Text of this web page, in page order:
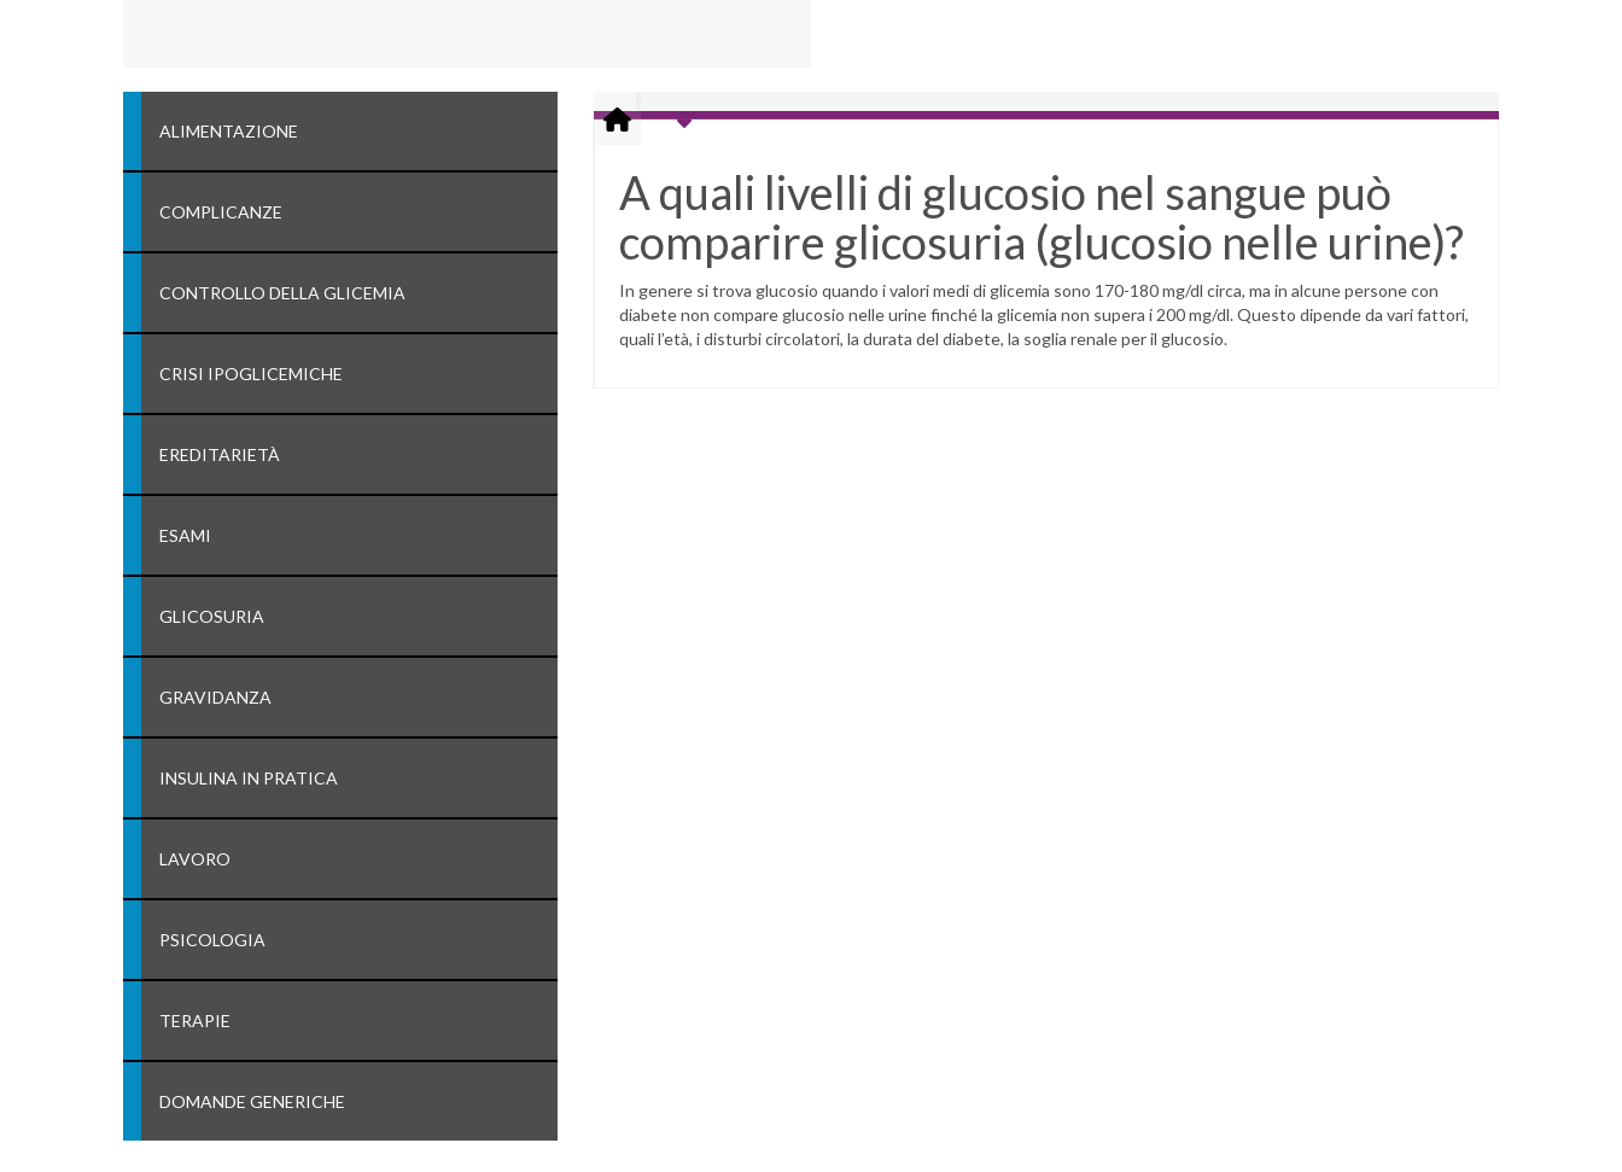
ALIMENTAZIONE
COMPLICANZE
CONTROLLO DELLA GLICEMIA
CRISI IPOGLICEMICHE
EREDITARIETÀ
ESAMI
GLICOSURIA
GRAVIDANZA
INSULINA IN PRATICA
LAVORO
PSICOLOGIA
TERAPIE
DOMANDE GENERICHE
A quali livelli di glucosio nel sangue può
comparire glicosuria (glucosio nelle urine)?
In genere si trova glucosio quando i valori medi di glicemia sono 170-180 mg/dl circa, ma in alcune persone con
diabete non compare glucosio nelle urine finché la glicemia non supera i 200 mg/dl. Questo dipende da vari fattori,
quali l’età, i disturbi circolatori, la durata del diabete, la soglia renale per il glucosio.